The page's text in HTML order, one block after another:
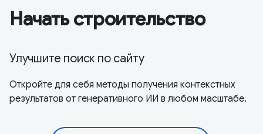
Начать строительство
Улучшите поиск по сайту
Откройте для себя методы получения контекстных
результатов от генеративного ИИ в любом масштабе.